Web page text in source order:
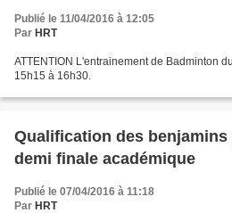
Publié le 11/04/2016 à 12:05
Par HRT
ATTENTION L'entrainement de Badminton
15h15 à 16h30.
Qualification des
demi finale académique
Publié le 07/04/2016 à 11:18
Par HRT